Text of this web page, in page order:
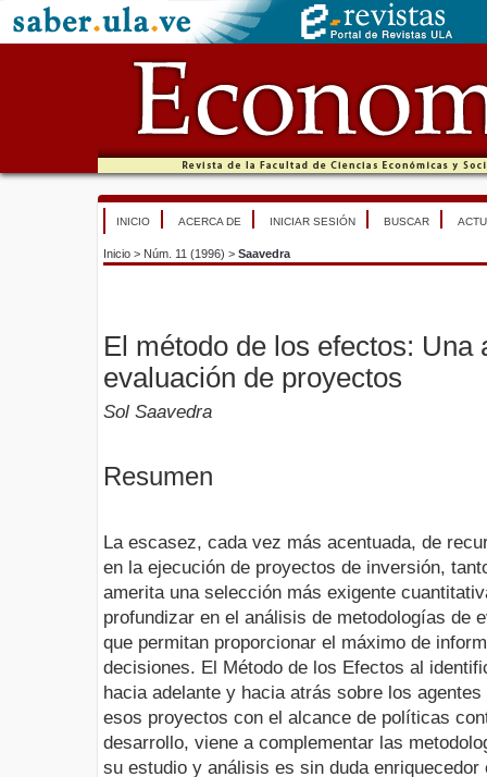
INICIO ACERCA DE INICIAR SESIÓN BUSCAR
Inicio > Núm. 11 (1996) > Saavedra
El método de los efectos: Una
evaluación de proyectos
Sol Saavedra
Resumen
La escasez, cada vez más acentuada, de
en la ejecución de proyectos de inversión,
amerita una selección más exigente
profundizar en el análisis de metodologías de
que permitan proporcionar el máximo de
decisiones. El Método de los Efectos al
hacia adelante y hacia atrás sobre los
esos proyectos con el alcance de políticas
desarrollo, viene a complementar las
su estudio y análisis es sin duda